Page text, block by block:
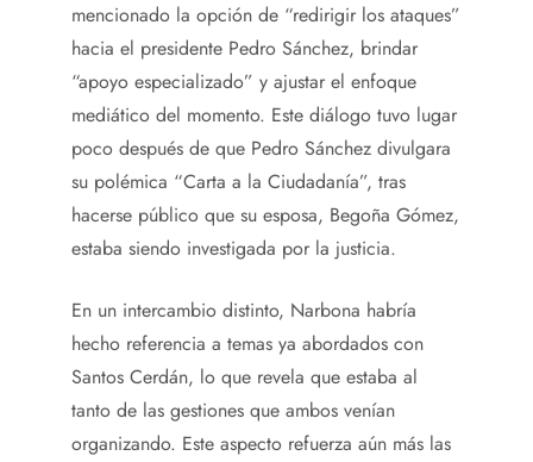
mencionado la opción de “redirigir los ataques”
hacia el presidente Pedro Sánchez, brindar
“apoyo especializado” y ajustar el enfoque
mediático del momento. Este diálogo tuvo lugar
poco después de que Pedro Sánchez divulgara
su polémica “Carta a la Ciudadanía”, tras
hacerse público que su esposa, Begoña Gómez,
estaba siendo investigada por la justicia.
En un intercambio distinto, Narbona habría
hecho referencia a temas ya abordados con
Santos Cerdán, lo que revela que estaba al
tanto de las gestiones que ambos venían
organizando. Este aspecto refuerza aún más las